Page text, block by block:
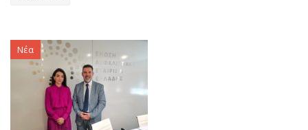
Νέα